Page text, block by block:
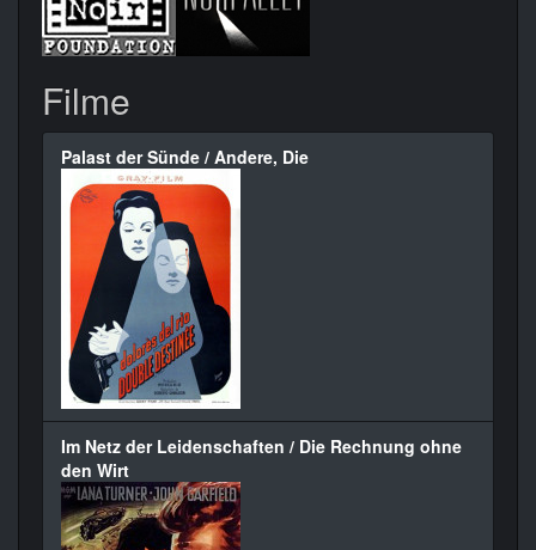
Filme
Palast der Sünde / Andere, Die
Im Netz der Leidenschaften / Die Rechnung ohne
den Wirt